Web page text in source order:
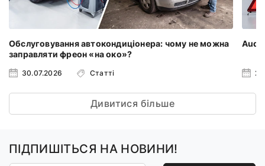
Обслуговування автокондиціонера: чому не можна
заправляти фреон «на око»?
30.07.2026 Статті
Audi
Дивитися більше
ПІДПИШІТЬСЯ НА НОВИНИ!